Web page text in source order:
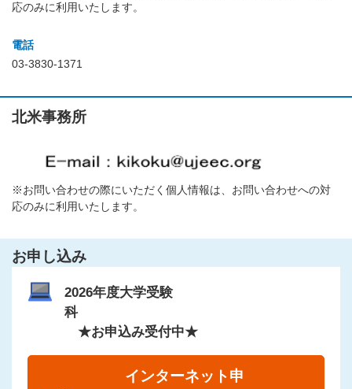
応のみに利用いたします。
電話
03-3830-1371
北米事務所
※お問い合わせの際にいただく個人情報は、お問い合わせへの対
応のみに利用いたします。
お申し込み
2026年度大学受験
科
★お申込み受付中★
インターネット申